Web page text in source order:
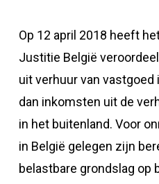
Op 12 april 2018 heeft
Justitie België
uit verhuur van vastgoed
dan inkomsten uit de
in het buitenland. Voor
in België gelegen zijn
belastbare grondslag op